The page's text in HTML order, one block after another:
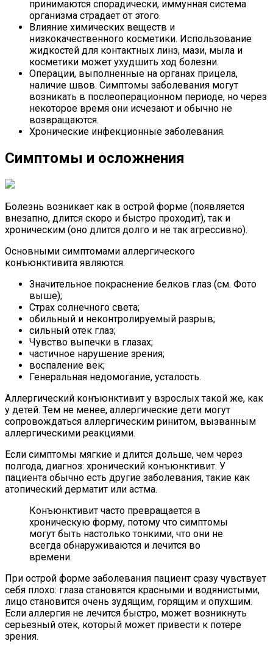
принимаются спорадически, иммунная система
организма страдает от этого.
Влияние химических веществ и
низкокачественного косметики. Использование
жидкостей для контактных линз, мази, мыла и
косметики может ухудшить ход болезни.
Операции, выполненные на органах прицела,
наличие швов. Симптомы заболевания могут
возникать в послеоперационном периоде, но через
некоторое время они исчезают и обычно не
возвращаются.
Хронические инфекционные заболевания.
Симптомы и осложнения
Болезнь возникает как в острой форме (появляется
внезапно, длится скоро и быстро проходит), так и
хроническим (оно длится долго и не так агрессивно).
Основными симптомами аллергического
конъюнктивита являются.
Значительное покраснение белков глаз (см. Фото
выше);
Страх солнечного света;
обильный и неконтролируемый разрыв;
сильный отек глаз;
Чувство выпечки в глазах;
частичное нарушение зрения;
воспаление век;
Генеральная недомогание, усталость.
Аллергический конъюнктивит у взрослых такой же, как
у детей. Тем не менее, аллергические дети могут
сопровождаться аллергическим ринитом, вызванным
аллергическими реакциями.
Если симптомы мягкие и длится дольше, чем через
полгода, диагноз: хронический конъюнктивит. У
пациента обычно есть другие заболевания, такие как
атопический дерматит или астма.
Конъюнктивит часто превращается в
хроническую форму, потому что симптомы
могут быть настолько тонкими, что они не
всегда обнаруживаются и лечится во
времени.
При острой форме заболевания пациент сразу чувствует
себя плохо: глаза становятся красными и водянистыми,
лицо становится очень зудящим, горящим и опухшим.
Если аллергия не лечится быстро, может возникнуть
серьезный отек, который может привести к потере
зрения.